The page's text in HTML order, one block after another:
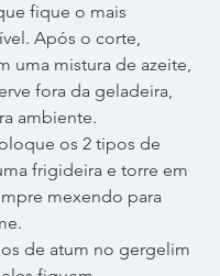
fique o mais
Após o corte,
uma mistura de azeite,
fora da geladeira,
ambiente.
os 2 tipos de
frigideira e torre em
mexendo para
de atum no gergelim